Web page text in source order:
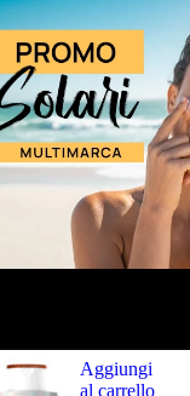
Aggiungi
al carrello